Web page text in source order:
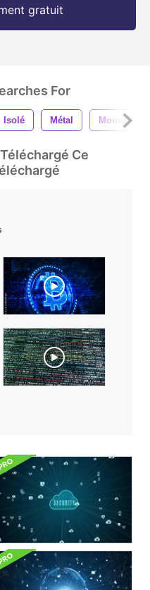
gratuit
For
Isolé Métal Mouvement
Ce